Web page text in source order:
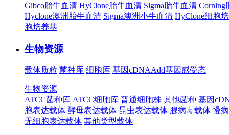
Gibco胎牛血清 HyClone胎牛血清 Sigma胎牛血清 Corning
Hyclone澳洲胎牛血清 Sigma澳洲小牛血清 HyClone细胞
胞培养基
生物资源
载体质粒 菌种库 细胞库 基因cDNAAdd基因感受态
生物资源
ATCC菌种库 ATCC细胞库 普通细胞株 其他菌种 基因
胞表达载体 酵母表达载体 昆虫表达载体 腺病毒载体 慢
无细胞表达载体 其他类型载体